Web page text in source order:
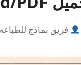
فريق نماذج